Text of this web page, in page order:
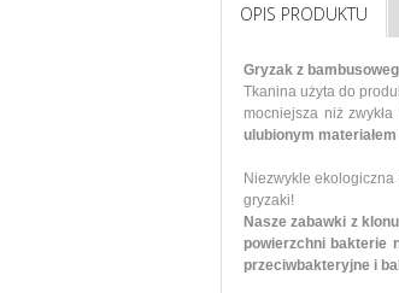
OPIS PRODUKTU
Gryzak z
Tkanina użyta do
mocniejsza niż zwykła
ulubionym
Niezwykle
gryzaki!
Nasze zabawki z
powierzchni bakterie
przeciwbakteryjne i